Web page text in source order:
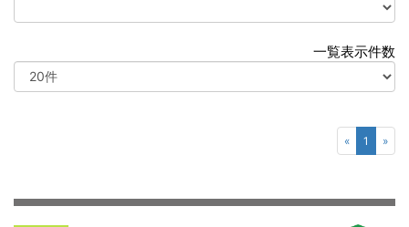
一覧表示件数
« 1 »